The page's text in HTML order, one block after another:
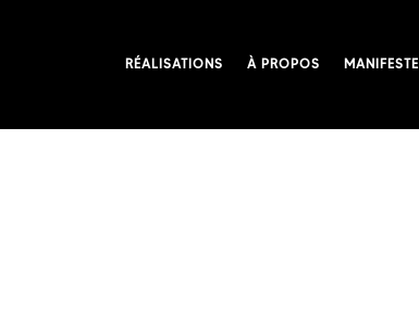
RÉALISATIONS À PROPOS MANIFESTE